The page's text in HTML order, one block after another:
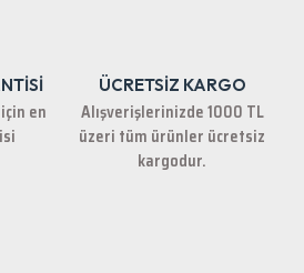
daha pahalı.
olmalı.
en
ÜCRETSİZ KARGO
Alışverişlerinizde 1000 TL
üzeri tüm ürünler ücretsiz
kargodur.